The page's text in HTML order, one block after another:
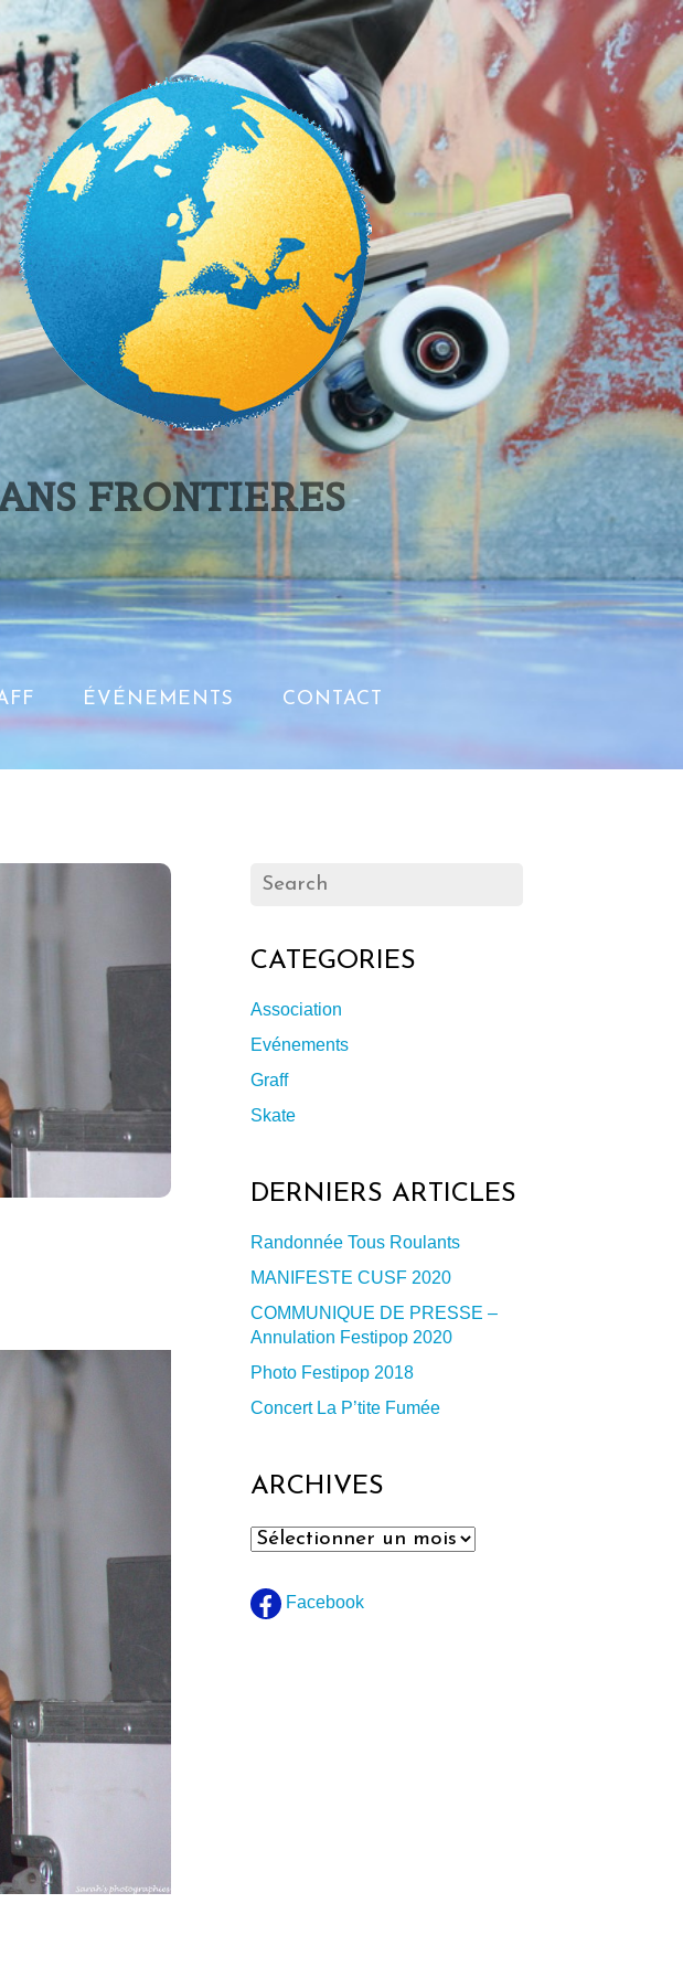
FRONTIERES
ÉVÉNEMENTS CONTACT
CATEGORIES
Association
Evénements
Graff
Skate
DERNIERS ARTICLES
Randonnée Tous Roulants
MANIFESTE CUSF 2020
COMMUNIQUE DE PRESSE –
Annulation Festipop 2020
Photo Festipop 2018
Concert La P’tite Fumée
ARCHIVES
Archives
Facebook